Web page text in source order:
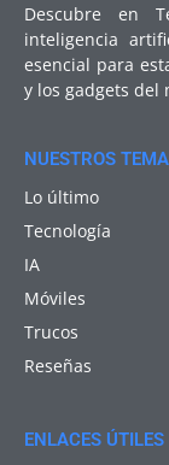
Descubre en
inteligencia
esencial para
y los gadgets del
NUESTROS
Lo último
Tecnología
IA
Móviles
Trucos
Reseñas
ENLACES ÚTILES